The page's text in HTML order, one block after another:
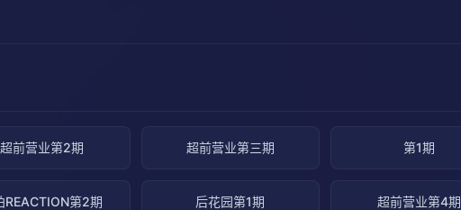
超前营业第2期 超前营业第三期 第1期
REACTION第2期 后花园第1期 超前营业第4期